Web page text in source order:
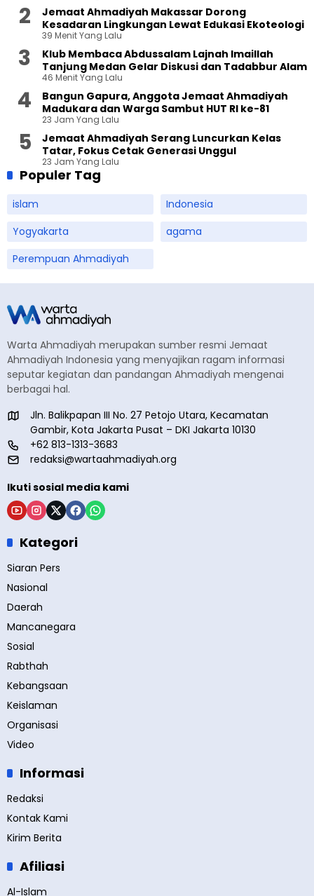
Jemaat Ahmadiyah Makassar Dorong
Kesadaran Lingkungan Lewat Edukasi Ekoteologi
39 Menit Yang Lalu
Klub Membaca Abdussalam Lajnah Imaillah
Tanjung Medan Gelar Diskusi dan Tadabbur Alam
46 Menit Yang Lalu
Bangun Gapura, Anggota Jemaat Ahmadiyah
Madukara dan Warga Sambut HUT RI ke-81
23 Jam Yang Lalu
Jemaat Ahmadiyah Serang Luncurkan Kelas
Tatar, Fokus Cetak Generasi Unggul
23 Jam Yang Lalu
Populer Tag
islam
Indonesia
Yogyakarta
agama
Perempuan Ahmadiyah
Warta Ahmadiyah merupakan sumber resmi Jemaat
Ahmadiyah Indonesia yang menyajikan ragam informasi
seputar kegiatan dan pandangan Ahmadiyah mengenai
berbagai hal.
Jln. Balikpapan III No. 27 Petojo Utara, Kecamatan
Gambir, Kota Jakarta Pusat – DKI Jakarta 10130
+62 813-1313-3683
redaksi@wartaahmadiyah.org
Ikuti sosial media kami
Kategori
Siaran Pers
Nasional
Daerah
Mancanegara
Sosial
Rabthah
Kebangsaan
Keislaman
Organisasi
Video
Informasi
Redaksi
Kontak Kami
Kirim Berita
Afiliasi
Al-Islam